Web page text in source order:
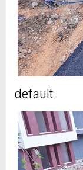
default